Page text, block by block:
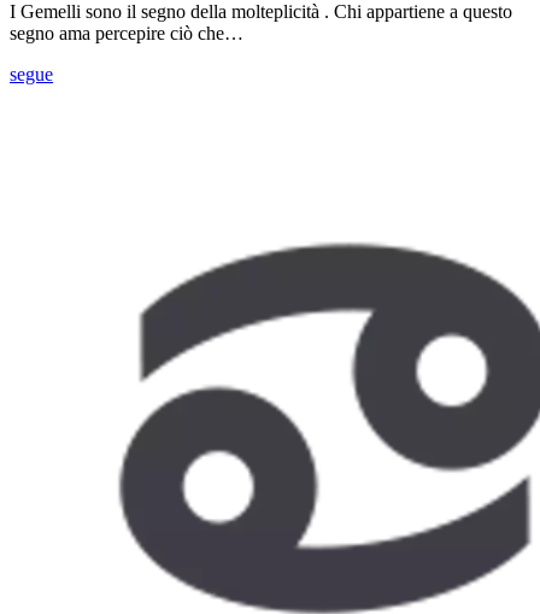
I Gemelli sono il segno della molteplicità . Chi appartiene a questo
segno ama percepire ciò che…
segue